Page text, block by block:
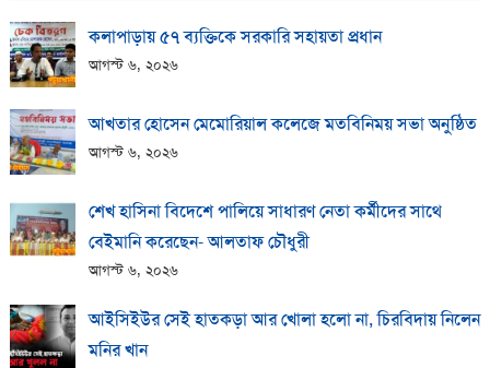
কলাপাড়ায় ​৫৭ ব্যক্তিকে সরকারি সহায়তা প্রধান
আগস্ট ৬, ২০২৬
আখতার হোসেন মেমোরিয়াল কলেজে মতবিনিময় সভা অনুষ্ঠিত
আগস্ট ৬, ২০২৬
শেখ হাসিনা বিদেশে পালিয়ে সাধারণ নেতা কর্মীদের সাথে
বেইমানি করেছেন- আলতাফ চৌধুরী
আগস্ট ৬, ২০২৬
আইসিইউর সেই হাতকড়া আর খোলা হলো না, চিরবিদায় নিলেন
মনির খান